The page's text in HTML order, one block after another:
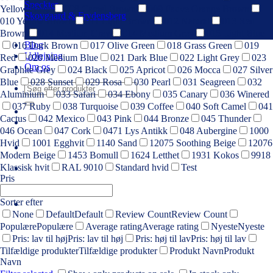
Speckter
Skovgaard & Frydensberg
Blog
Udlejning
Om os
Søg
efter:
Yellow Beige
010 Yellow Brown
011 Light Brown
Brown
016 Dark Brown
017 Olive Green 018 Grass Green
019
Red
020 Medium Blue 021 Dark Blue 022 Light Grey
023
Graphite Grey
024 Black 025 Apricot 026 Mocca
027 Silver
Blue
028 Sunset 029 Rosa 030 Pearl 031 Seagreen
032
Aluminium
033 Safari 034 Ebony 035 Canary
036 Winered
037 Ruby
038 Turquoise 039 Coffee 040 Soft Camel
041
Cactus
042 Mexico 043 Pink 044 Bronze
045 Thunder
046 Ocean
047 Cork 0471 Lys Antikk 048 Aubergine
1000
Hvid
1001 Egghvit 1140 Sand 12075 Soothing Beige
12076
Modern Beige
1453 Bomull 1624 Letthet 1931 Kokos
9918
Klassisk hvit
RAL 9010 Standard hvid
Test
Pris
Sorter efter
None
DefaultDefault Review CountReview Count
PopulærePopulære Average ratingAverage rating NyesteNyeste
Pris: lav til højPris: lav til høj Pris: høj til lavPris: høj til lav
Tilfældige produkterTilfældige produkter Produkt NavnProdukt
Navn